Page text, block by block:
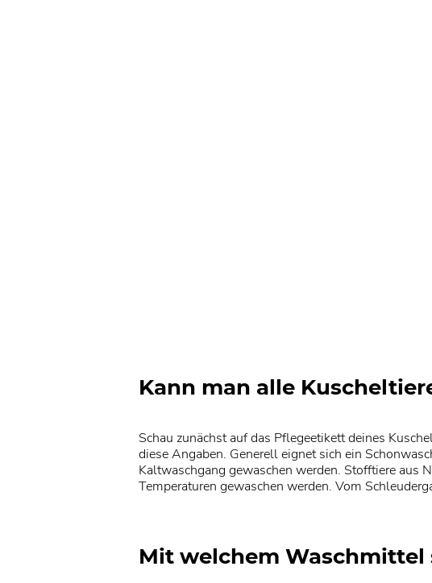
Kann man alle
Schau zunächst auf das Pflegeetikett deines
diese Angaben. Generell eignet sich ein
Kaltwaschgang gewaschen werden. Stofftiere
Temperaturen gewaschen werden. Vom
Mit welchem Waschmittel